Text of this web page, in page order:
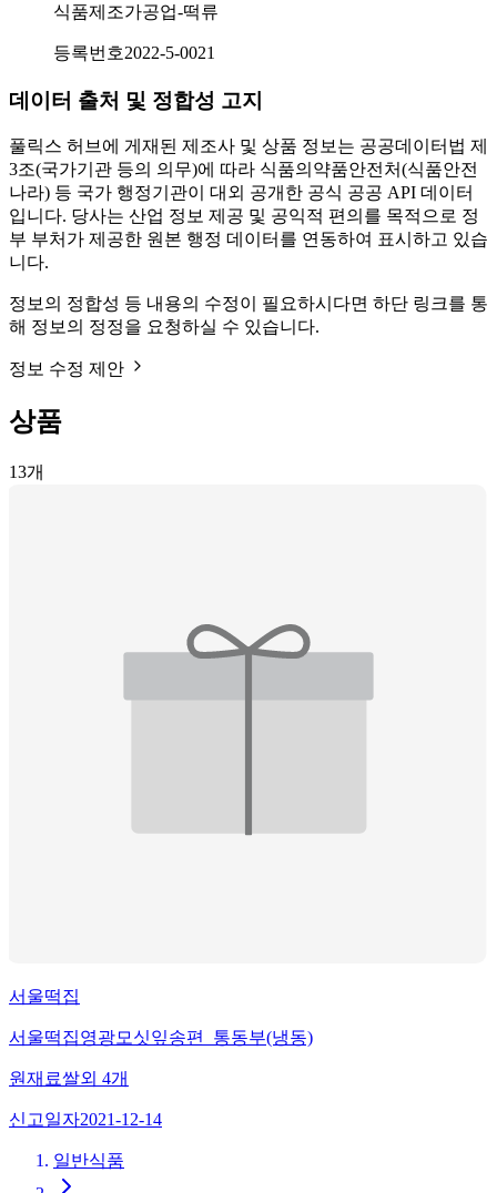
식품제조가공업-떡류
등록번호2022-5-0021
데이터 출처 및 정합성 고지
풀릭스 허브에 게재된 제조사 및 상품 정보는 공공데이터법 제
3조(국가기관 등의 의무)에 따라 식품의약품안전처(식품안전
나라) 등 국가 행정기관이 대외 공개한 공식 공공 API 데이터
입니다. 당사는 산업 정보 제공 및 공익적 편의를 목적으로 정
부 부처가 제공한 원본 행정 데이터를 연동하여 표시하고 있습
니다.
정보의 정합성 등 내용의 수정이 필요하시다면 하단 링크를 통
해 정보의 정정을 요청하실 수 있습니다.
정보 수정 제안
상품
13개
서울떡집
서울떡집영광모싯잎송편_통동부(냉동)
원재료쌀외 4개
신고일자2021-12-14
일반식품